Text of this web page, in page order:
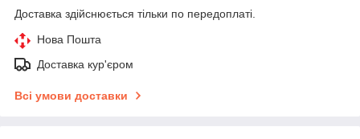
Доставка здійснюється тільки по передоплаті.
Нова Пошта
Доставка кур'єром
Всі умови доставки